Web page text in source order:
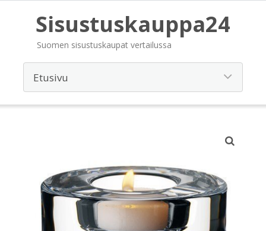
Sisustuskauppa24
Suomen sisustuskaupat vertailussa